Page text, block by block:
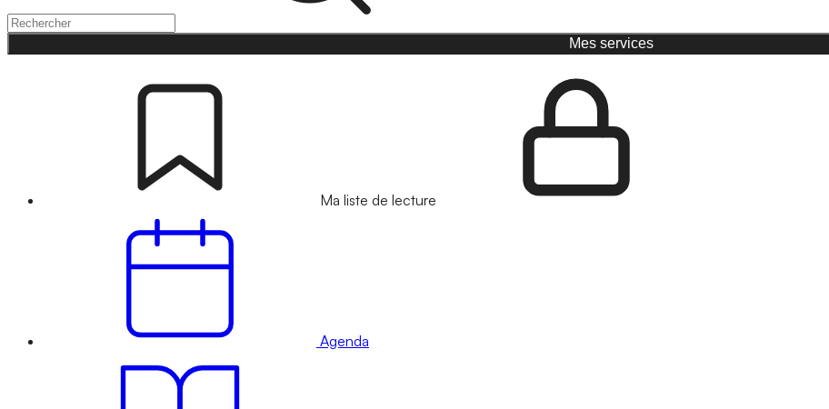
Mes services
Ma liste de lecture
Agenda